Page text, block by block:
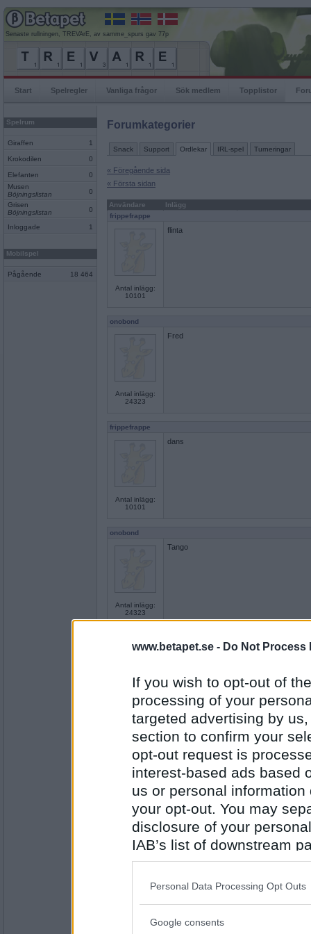
www.betapet.se - Do Not Process
If you wish to opt-out of
processing of your
targeted advertising by
section to confirm your
opt-out request is
interest-based ads based
us or personal
your opt-out. You may
disclosure of your
IAB’s list of downstream
also be disclosed by us
Downstream Participants
Please note that this
Personal Data Processing Opt Outs
Google consents
Senaste rullningen, TREVArE, av samme_spurs gav 77p
Start Spelregler Vanliga frågor Sök medlem Topplistor
Spelrum
Giraffen 1
Krokodilen 0
Elefanten
0
Musen
Böjningslistan
0
Grisen
Böjningslistan
0
Inloggade 1
Mobilspel
Pågående 18 464
Forumkategorier
Snack Support Ordlekar IRL-spel Turneringar
« Föregående sida
« Första sidan
Användare
Inlägg
frippefrappe
Antal inlägg:
10101
flinta
onobond
Antal inlägg:
24323
Fred
frippefrappe
Antal inlägg:
10101
dans
onobond
Antal inlägg:
24323
Tango
Antal inlägg: 103
Finland
onobond
Antal inlägg:
24323
Bastu
Antal inlägg: